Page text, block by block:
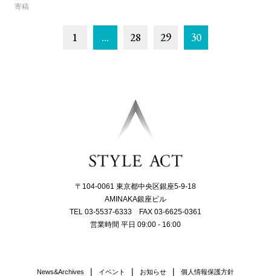
寄稿
1 … 28 29 30
〒104-0061 東京都中央区銀座5-9-18
AMINAKA銀座ビル
TEL 03-5537-6333 FAX 03-6625-0361
営業時間 平日 09:00 - 16:00
News&Archives イベント お知らせ 個人情報保護方針